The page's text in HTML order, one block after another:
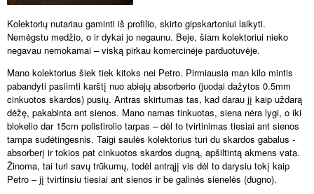
Kolektorių nutariau gaminti iš profilio, skirto gipskartoniui laikyti.
Nemėgstu medžio, o ir dykai jo negaunu. Beje, šiam kolektoriui nieko
negavau nemokamai – viską pirkau komercinėje parduotuvėje.
Mano kolektorius šiek tiek kitoks nei Petro. Pirmiausia man kilo mintis
pabandyti pasiimti karštį nuo abiejų absorberio (juodai dažytos 0.5mm
cinkuotos skardos) pusių. Antras skirtumas tas, kad darau jį kaip uždarą
dėžę, pakabinta ant sienos. Mano namas tinkuotas, siena nėra lygi, o iki
blokelio dar 15cm polistirolio tarpas – dėl to tvirtinimas tiesiai ant sienos
tampa sudėtingesnis. Taigi saulės kolektorius turi du skardos gabalus -
absorberį ir tokios pat cinkuotos skardos dugną, apšiltintą akmens vata.
Žinoma, tai turi savų trūkumų, todėl antrąjį vis dėl to darysiu tokį kaip
Petro – jį tvirtinsiu tiesiai ant sienos ir be galinės sienelės (dugno).